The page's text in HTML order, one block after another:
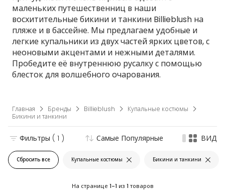
маленьких путешественниц в наши
восхитительные бикини и танкини Billieblush на
пляже и в бассейне. Мы предлагаем удобные и
легкие купальники из двух частей ярких цветов, с
неоновыми акцентами и нежными деталями.
Пробедите её внутреннюю русалку с помощью
блесток для волшебного очарования.
Главная Бренды Billieblush
Купальные костюмы
Бикини и танкини
Сбросить все Купальные костюмы Бикини и танкини
Фильтры ( 1 ) Самые Популярные ВИД
На странице 1-1 из 1 товаров